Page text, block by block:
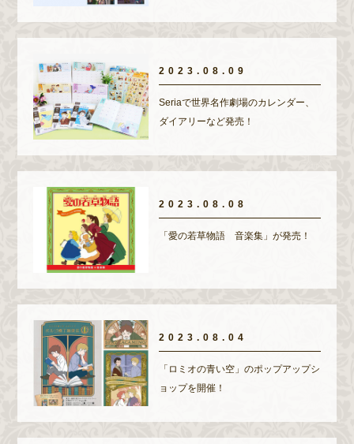
2023.08.09
Seriaで世界名作劇場のカレンダー、
ダイアリーなど発売！
2023.08.08
「愛の若草物語 音楽集」が発売！
2023.08.04
「ロミオの青い空」のポップアップシ
ョップを開催！